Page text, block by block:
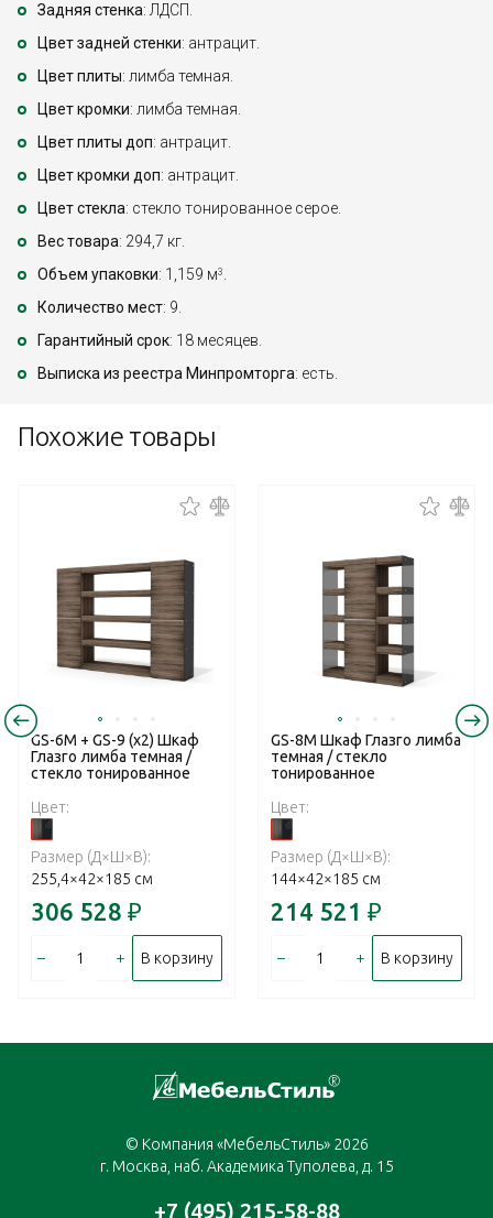
Задняя стенка: ЛДСП.
Цвет задней стенки: антрацит.
Цвет плиты: лимба темная.
Цвет кромки: лимба темная.
Цвет плиты доп: антрацит.
Цвет кромки доп: антрацит.
Цвет стекла: стекло тонированное серое.
Вес товара: 294,7 кг.
Объем упаковки: 1,159 м3 .
Количество мест: 9.
Гарантийный срок: 18 месяцев.
Выписка из реестра Минпромторга: есть.
Похожие товары
GS-6M + GS-9 (x2) Шкаф
Глазго лимба темная /
стекло тонированное
Цвет:
Размер (Д×Ш×В):
255,4×42×185 см
306 528 ₽
– + В корзину
GS-8M Шкаф Глазго лимба
темная / стекло
тонированное
Цвет:
Размер (Д×Ш×В):
144×42×185 см
214 521 ₽
– + В корзину
© Компания «МебельСтиль» 2026
г. Москва, наб. Академика Туполева, д. 15
+7 (495) 215-58-88